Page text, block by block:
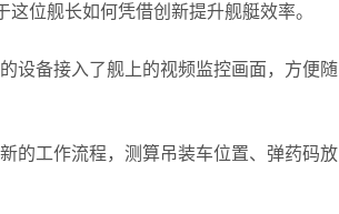
位舰长如何凭借创新提升舰艇效率。
设备接入了舰上的视频监控画面，方便随
的工作流程，测算吊装车位置、弹药码放